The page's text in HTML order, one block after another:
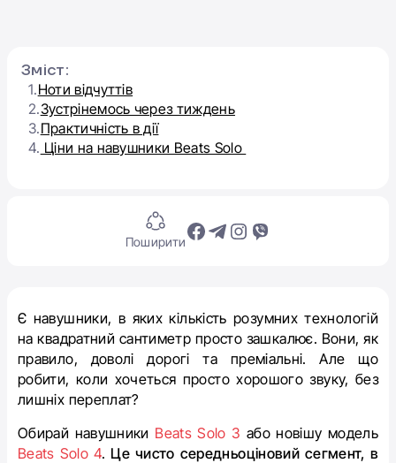
Поширити
Є навушники, в яких кількість розумних технологій
на квадратний сантиметр просто зашкалює. Вони, як
правило, доволі дорогі та преміальні. Але що
робити, коли хочеться просто хорошого звуку, без
лишніх переплат?
Обирай навушники Beats Solo 3 або новішу модель
Beats Solo 4. Це чисто середньоціновий сегмент, в
Зміст:
1.Ноти відчуттів
2.Зустрінемось через тиждень
3.Практичність в дії
4. Ціни на навушники Beats Solo